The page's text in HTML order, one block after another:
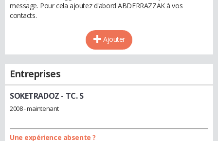
message. Pour cela ajoutez d'abord ABDERRAZZAK à vos
contacts.
Ajouter
Entreprises
SOKETRADOZ - TC. S
2008 - maintenant
Une expérience absente ?